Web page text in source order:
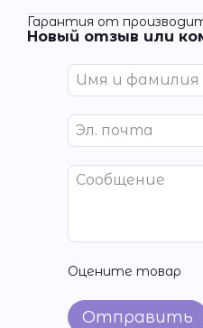
Гарантия от
Новый отзыв или
Оцените товар
Отправить